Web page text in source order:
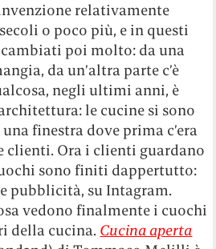
relativamente
o poco più, e in questi
poi molto: da una
da un’altra parte c’è
negli ultimi anni, è
le cucine si sono
finestra dove prima c’era
clienti. Ora i clienti guardano
sono finiti dappertutto:
pubblicità, su Intagram.
vedono finalmente i cuochi
della cucina. Cucina aperta